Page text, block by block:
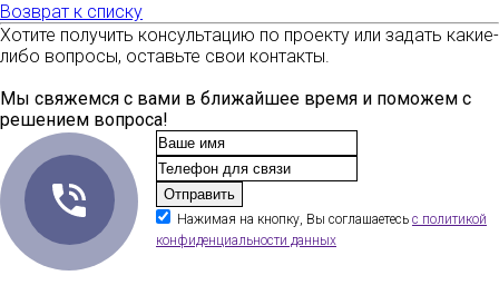
Возврат к списку
Хотите получить консультацию по проекту или задать какие-
либо вопросы, оставьте свои контакты.
Мы свяжемся с вами в ближайшее время и поможем с
решением вопроса!
Нажимая на кнопку, Вы соглашаетесь с политикой
конфиденциальности данных